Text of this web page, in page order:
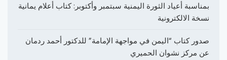
بمناسبة أعياد الثورة اليمنية سبتمبر وأكتوبر: كتاب أعلام يمانية
نسخة الالكترونية
صدور كتاب “اليمن في مواجهة الإمامة” للدكتور أحمد ردمان
عن مركز نشوان الحميري